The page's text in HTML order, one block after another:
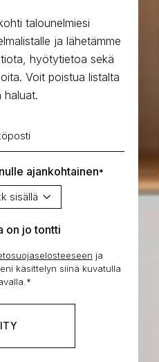
talounelmiesi
ja lähetämme
hyötytietoa sekä
Voit poistua listalta
haluat.
Sähköposti
ajankohtainen*
Minulla
jo
tontti
on jo tontti
Hyväksyn
henkilötietojeni
*
ja
käsittelyn siinä kuvatulla
*